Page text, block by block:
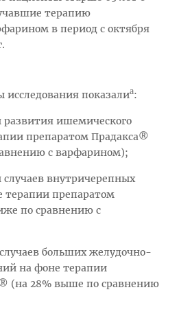
терапию
в период с октября
исследования показалиа:
ишемического
препаратом Прадакса®
с варфарином);
внутричерепных
терапии препаратом
по сравнению с
больших желудочно-
на фоне терапии
(на 28% выше по сравнению